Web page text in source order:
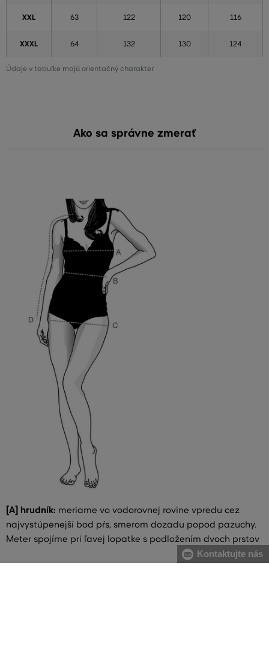
Údaje v tabuľke majú orientačný charakter
XXL 63 122 120 116
XXXL 64 132 130 124
Ako sa správne zmerať
[A] hrudník: meriame vo vodorovnej rovine vpredu cez
najvystúpenejší bod pŕs, smerom dozadu popod pazuchy.
Meter spojíme pri ľavej lopatke s podložením dvoch prstov
Kontaktujte nás